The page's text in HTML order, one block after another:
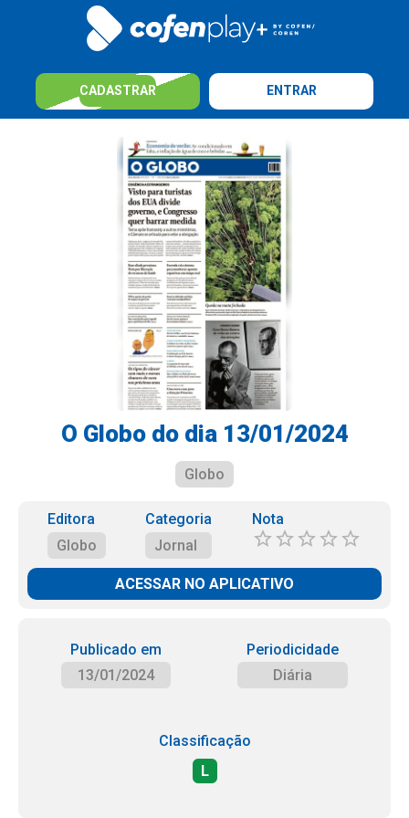
CADASTRAR ENTRAR
O Globo do dia 13/01/2024
Globo
Editora
Globo
Categoria
Jornal
Nota
ACESSAR NO APLICATIVO
Publicado em
13/01/2024
Periodicidade
Diária
Classificação
L